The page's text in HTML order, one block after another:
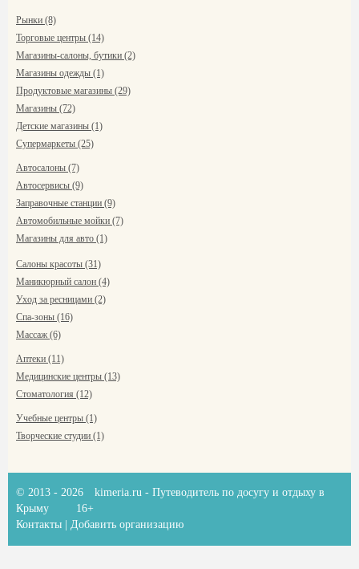
Рынки (8)
Торговые центры (14)
Магазины-салоны, бутики (2)
Магазины одежды (1)
Продуктовые магазины (29)
Магазины (72)
Детские магазины (1)
Супермаркеты (25)
Автосалоны (7)
Автосервисы (9)
Заправочные станции (9)
Автомобильные мойки (7)
Магазины для авто (1)
Салоны красоты (31)
Маникюрный салон (4)
Уход за ресницами (2)
Спа-зоны (16)
Массаж (6)
Аптеки (11)
Медицинские центры (13)
Стоматология (12)
Учебные центры (1)
Творческие студии (1)
© 2013 - 2026 kimeria.ru - Путеводитель по досугу и отдыху в
Крыму
16+
Контакты
Добавить организацию